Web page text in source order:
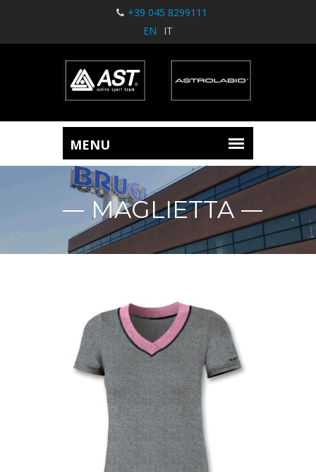
+39 045 8299111
EN
IT
MAGLIETTA